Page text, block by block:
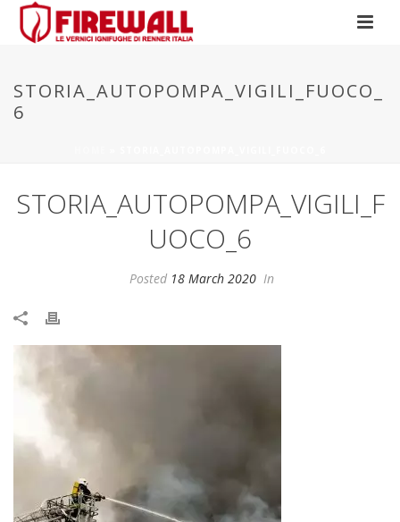
STORIA_AUTOPOMPA_VIGILI_FUOCO_
6
STORIA_AUTOPOMPA_VIGILI_F
UOCO_6
Posted 18 March 2020 In